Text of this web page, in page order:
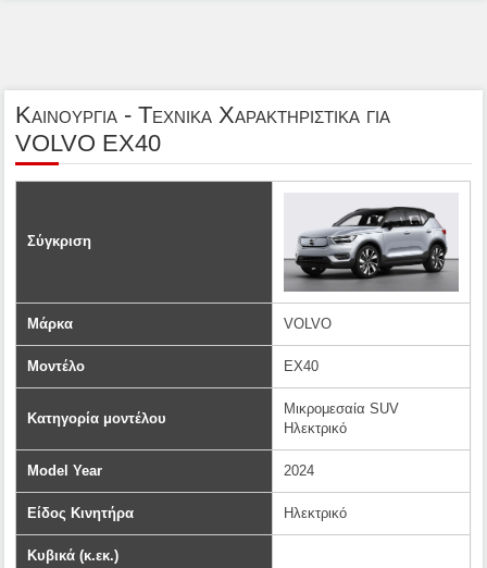
Καινουργια - Τεχνικα Χαρακτηριστικα για
VOLVO EX40
Σύγκριση
Μάρκα VOLVO
Μοντέλο EX40
Κατηγορία μοντέλου
Μικρομεσαία SUV
Ηλεκτρικό
Model Year 2024
Είδος Κινητήρα Ηλεκτρικό
Κυβικά (κ.εκ.)